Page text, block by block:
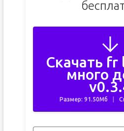
Скачать fr
много
Размер: 91.50Мб